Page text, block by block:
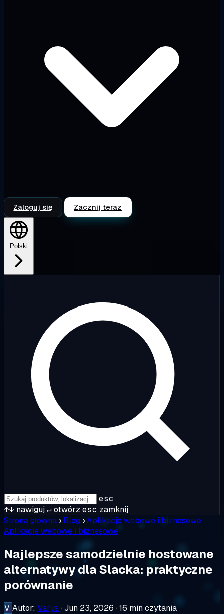
Zaloguj się Zacznij teraz
Polski
esc
↑↓ nawiguj↵otwórz esc zamknij
Strona główna › Blog ›Aplikacje webowe i biznesowe
Aplikacje webowe i biznesowe
Najlepsze samodzielnie hostowane
alternatywy dla Slacka: praktyczne
porównanie
V Autor: Varys ·Jun 23, 2026 ·16 min czytania